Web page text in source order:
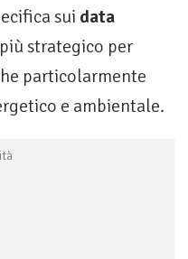
sui data
strategico per
particolarmente
e ambientale.